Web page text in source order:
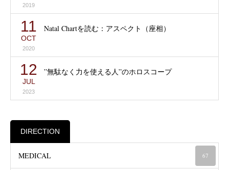
2019
11
OCT
2020
Natal Chartを読む：アスペクト（座相）
12
JUL
2023
”無駄なく力を使える人”のホロスコープ
DIRECTION
MEDICAL 67